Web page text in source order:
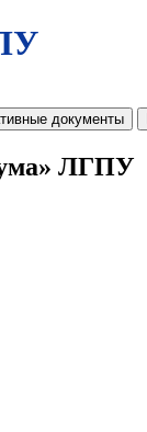
документы
ЛГПУ